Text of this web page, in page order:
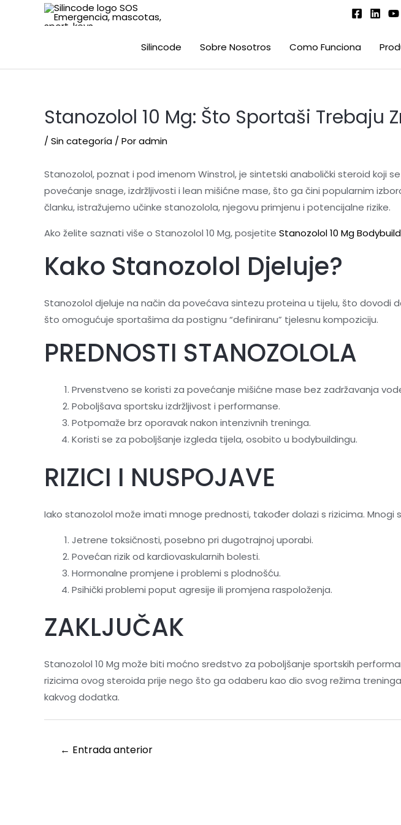
Silincode Sobre Nosotros Como Funciona
Stanozolol 10 Mg: Što Sportaši Trebaju
/ Sin categoría / Poradmin
Stanozolol, poznat i pod imenom Winstrol, je sintetski anabolički steroid koji
povećanje snage, izdržljivosti i lean mišićne mase, što ga čini popularnim
članku, istražujemo učinke stanozolola, njegovu primjenu i potencijalne rizike.
Ako želite saznati više o Stanozolol 10 Mg, posjetite Stanozolol 10 Mg
Kako Stanozolol Djeluje?
Stanozolol djeluje na način da povećava sintezu proteina u tijelu, što dovodi
što omogućuje sportašima da postignu “definiranu” tjelesnu kompoziciju.
PREDNOSTI STANOZOLOLA
Prvenstveno se koristi za povećanje mišićne mase bez zadržavanja
Poboljšava sportsku izdržljivost i performanse.
Potpomaže brz oporavak nakon intenzivnih treninga.
Koristi se za poboljšanje izgleda tijela, osobito u bodybuildingu.
RIZICI I NUSPOJAVE
Iako stanozolol može imati mnoge prednosti, također dolazi s rizicima.
Jetrene toksičnosti, posebno pri dugotrajnoj uporabi.
Povećan rizik od kardiovaskularnih bolesti.
Hormonalne promjene i problemi s plodnošću.
Psihički problemi poput agresije ili promjena raspoloženja.
ZAKLJUČAK
Stanozolol 10 Mg može biti moćno sredstvo za poboljšanje sportskih
rizicima ovog steroida prije nego što ga odaberu kao dio svog režima
kakvog dodatka.
← Entrada anterior